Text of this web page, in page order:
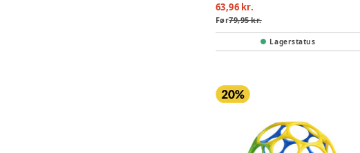
63,96 kr.
Før79,95 kr.
Lagerstatus